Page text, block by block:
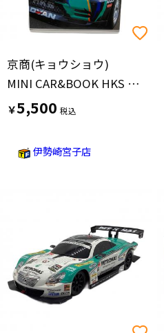
京商(キョウショウ)
MINI CAR&BOOK HKS SKYLINE GT-R Gr.A 1993 ミニカー
￥5,500
伊勢崎宮子店